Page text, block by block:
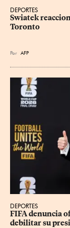
DEPORTES
Swiatek
Toronto
Por AFP
DEPORTES
FIFA denuncia
debilitar su